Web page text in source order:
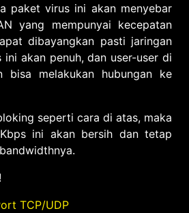
paket virus ini akan menyebar
yang mempunyai kecepatan
dibayangkan pasti jaringan
akan penuh, dan user-user di
bisa melakukan hubungan ke
seperti cara di atas, maka
ini akan bersih dan tetap
TCP/UDP